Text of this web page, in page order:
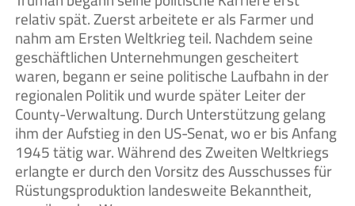
relativ spät. Zuerst arbeitete er als Farmer und
nahm am Ersten Weltkrieg teil. Nachdem seine
geschäftlichen Unternehmungen gescheitert
waren, begann er seine politische Laufbahn in der
regionalen Politik und wurde später Leiter der
County-Verwaltung. Durch Unterstützung gelang
ihm der Aufstieg in den US-Senat, wo er bis Anfang
1945 tätig war. Während des Zweiten Weltkriegs
erlangte er durch den Vorsitz des Ausschusses für
Rüstungsproduktion landesweite Bekanntheit,